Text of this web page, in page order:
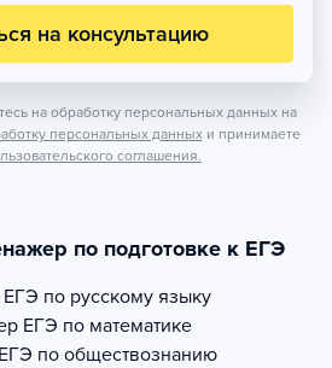
на консультацию
на обработку персональных данных на
персональных данных и принимаете
соглашения.
по подготовке к ЕГЭ
ЕГЭ по русскому языку
ЕГЭ по математике
ЕГЭ по обществознанию